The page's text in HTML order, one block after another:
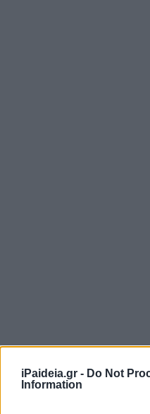
iPaideia.gr - Do Not
Information